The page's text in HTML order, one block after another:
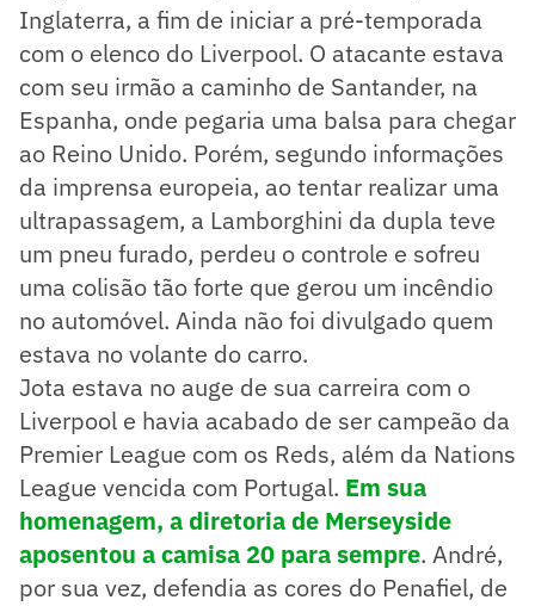
Inglaterra, a fim de iniciar a pré-temporada
com o elenco do Liverpool. O atacante estava
com seu irmão a caminho de Santander, na
Espanha, onde pegaria uma balsa para chegar
ao Reino Unido. Porém, segundo informações
da imprensa europeia, ao tentar realizar uma
ultrapassagem, a Lamborghini da dupla teve
um pneu furado, perdeu o controle e sofreu
uma colisão tão forte que gerou um incêndio
no automóvel. Ainda não foi divulgado quem
estava no volante do carro.
Jota estava no auge de sua carreira com o
Liverpool e havia acabado de ser campeão da
Premier League com os Reds, além da Nations
League vencida com Portugal. Em sua
homenagem, a diretoria de Merseyside
aposentou a camisa 20 para sempre. André,
por sua vez, defendia as cores do Penafiel, de